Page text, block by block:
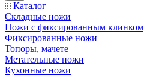
Каталог
Складные ножи
Ножи с фиксированным клинком
Фиксированные ножи
Топоры, мачете
Метательные ножи
Кухонные ножи